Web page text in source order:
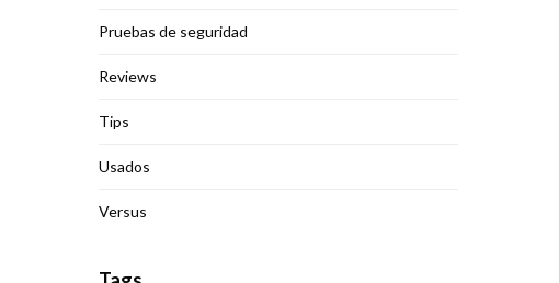
Pruebas de seguridad
Reviews
Tips
Usados
Versus